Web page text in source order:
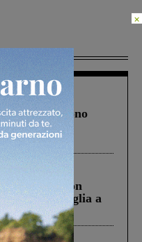
in cui morirono
schianto, il
fra tir....
di Castiglion
ucciso la figlia a
×